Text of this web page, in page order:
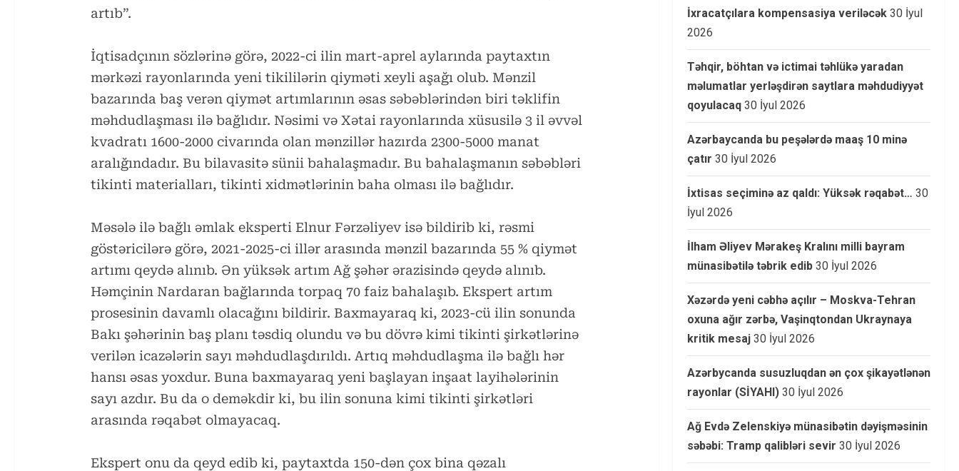
artıb”.
İqtisadçının sözlərinə görə, 2022-ci ilin mart-aprel aylarında paytaxtın
mərkəzi rayonlarında yeni tikililərin qiyməti xeyli aşağı olub. Mənzil
bazarında baş verən qiymət artımlarının əsas səbəblərindən biri təklifin
məhdudlaşması ilə bağlıdır. Nəsimi və Xətai rayonlarında xüsusilə 3 il əvvəl
kvadratı 1600-2000 civarında olan mənzillər hazırda 2300-5000 manat
aralığındadır. Bu bilavasitə sünii bahalaşmadır. Bu bahalaşmanın səbəbləri
tikinti materialları, tikinti xidmətlərinin baha olması ilə bağlıdır.
Məsələ ilə bağlı əmlak eksperti Elnur Fərzəliyev isə bildirib ki, rəsmi
göstəricilərə görə, 2021-2025-ci illər arasında mənzil bazarında 55 % qiymət
artımı qeydə alınıb. Ən yüksək artım Ağ şəhər ərazisində qeydə alınıb.
Həmçinin Nardaran bağlarında torpaq 70 faiz bahalaşıb. Ekspert artım
prosesinin davamlı olacağını bildirir. Baxmayaraq ki, 2023-cü ilin sonunda
Bakı şəhərinin baş planı təsdiq olundu və bu dövrə kimi tikinti şirkətlərinə
verilən icazələrin sayı məhdudlaşdırıldı. Artıq məhdudlaşma ilə bağlı hər
hansı əsas yoxdur. Buna baxmayaraq yeni başlayan inşaat layihələrinin
sayı azdır. Bu da o deməkdir ki, bu ilin sonuna kimi tikinti şirkətləri
arasında rəqabət olmayacaq.
Ekspert onu da qeyd edib ki, paytaxtda 150-dən çox bina qəzalı
İxracatçılara kompensasiya veriləcək 30 İyul
2026
Təhqir, böhtan və ictimai təhlükə yaradan
məlumatlar yerləşdirən saytlara məhdudiyyət
qoyulacaq 30 İyul 2026
Azərbaycanda bu peşələrdə maaş 10 minə
çatır 30 İyul 2026
İxtisas seçiminə az qaldı: Yüksək rəqabət… 30
İyul 2026
İlham Əliyev Mərakeş Kralını milli bayram
münasibətilə təbrik edib 30 İyul 2026
Xəzərdə yeni cəbhə açılır – Moskva-Tehran
oxuna ağır zərbə, Vaşinqtondan Ukraynaya
kritik mesaj 30 İyul 2026
Azərbycanda susuzluqdan ən çox şikayətlənən
rayonlar (SİYAHI) 30 İyul 2026
Ağ Evdə Zelenskiyə münasibətin dəyişməsinin
səbəbi: Tramp qalibləri sevir 30 İyul 2026